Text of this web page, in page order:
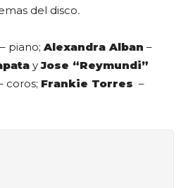
del disco.
– piano; Alexandra Alban –
yJose “Reymundi”
coros; Frankie Torres –